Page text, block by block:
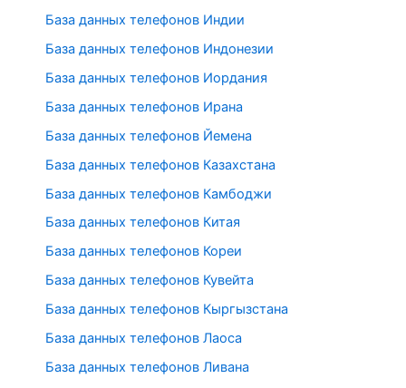
База данных телефонов Индии
База данных телефонов Индонезии
База данных телефонов Иордания
База данных телефонов Ирана
База данных телефонов Йемена
База данных телефонов Казахстана
База данных телефонов Камбоджи
База данных телефонов Китая
База данных телефонов Кореи
База данных телефонов Кувейта
База данных телефонов Кыргызстана
База данных телефонов Лаоса
База данных телефонов Ливана